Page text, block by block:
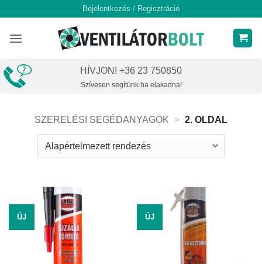
content
Bejelentkezés / Regisztráció
HÍVJON! +36 23 750850
Szívesen segítünk ha elakadna!
SZERELÉSI SEGÉDANYAGOK > 2. OLDAL
ÚJ ÚJ